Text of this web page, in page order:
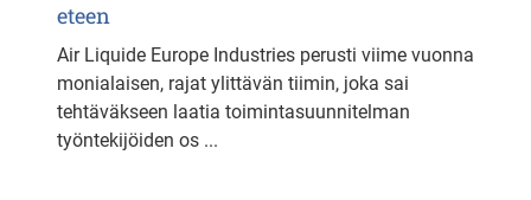
eteen
Air Liquide Europe Industries perusti viime vuonna
monialaisen, rajat ylittävän tiimin, joka sai
tehtäväkseen laatia toimintasuunnitelman
työntekijöiden os ...